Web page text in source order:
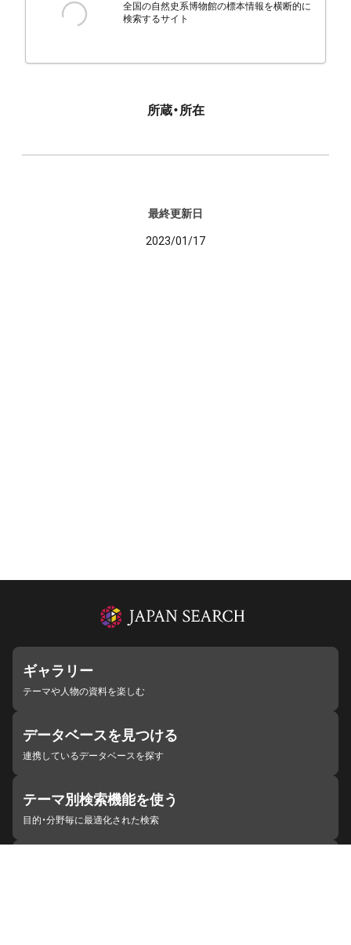
全国の自然史系博物館の標本情報を横断的に
検索するサイト
所蔵・所在
最終更新日
2023/01/17
ギャラリー
テーマや人物の資料を楽しむ
データベースを見つける
連携しているデータベースを探す
テーマ別検索機能を使う
目的・分野毎に最適化された検索